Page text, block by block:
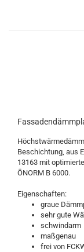
Beschichtung, aus
13163 mit
ÖNORM B 6000.
Eigenschaften:
graue
sehr gute
schwindarm
maßgenau
frei von